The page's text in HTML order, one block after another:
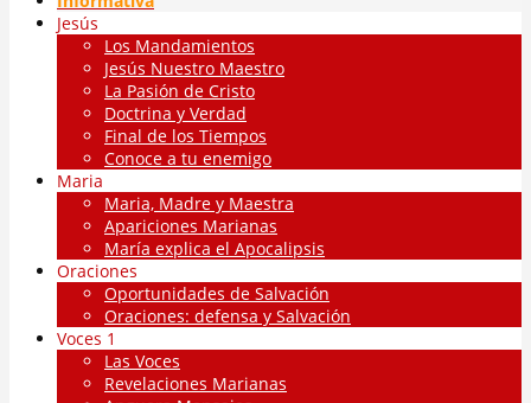
Jesús
Los Mandamientos
Jesús Nuestro Maestro
La Pasión de Cristo
Doctrina y Verdad
Final de los Tiempos
Conoce a tu enemigo
Maria
Maria, Madre y Maestra
Apariciones Marianas
María explica el Apocalipsis
Oraciones
Oportunidades de Salvación
Oraciones: defensa y Salvación
Voces 1
Las Voces
Revelaciones Marianas